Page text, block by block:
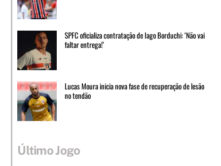
SPFC oficializa contratação de Iago Borduchi: ‘Não vai
faltar entrega!’
Lucas Moura inicia nova fase de recuperação de lesão
no tendão
Último Jogo